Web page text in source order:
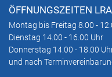
ÖFFNUNGSZEITEN LRA
Montag bis Freitag 8.00 -
Dienstag 14.00 - 16.00 Uhr
Donnerstag 14.00 - 18.00
und nach